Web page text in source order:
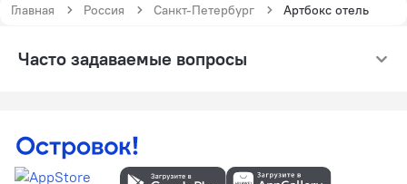
Главная Россия Санкт-Петербург Артбокс отель
Часто задаваемые вопросы